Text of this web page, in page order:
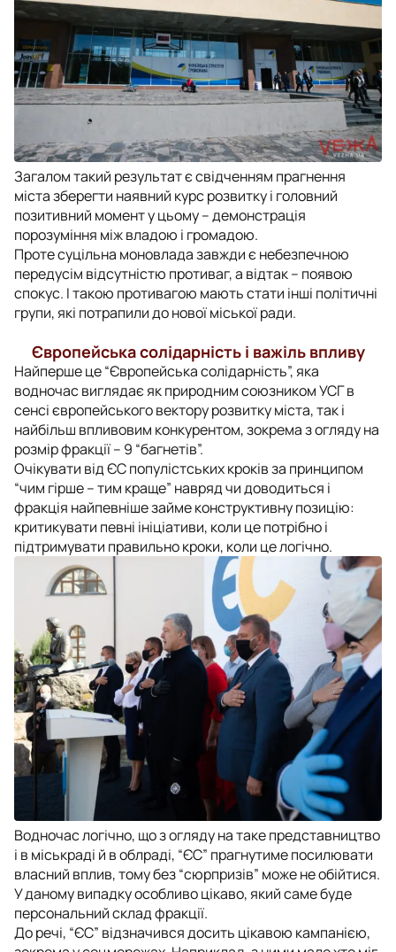
Загалом такий результат є свідченням прагнення
міста зберегти наявний курс розвитку і головний
позитивний момент у цьому – демонстрація
порозуміння між владою і громадою.
Проте суцільна моновлада завжди є небезпечною
передусім відсутністю противаг, а відтак – появою
спокус. І такою противагою мають стати інші політичні
групи, які потрапили до нової міської ради.
Європейська солідарність і важіль впливу
Найперше це “Європейська солідарність”, яка
водночас виглядає як природним союзником УСГ в
сенсі європейського вектору розвитку міста, так і
найбільш впливовим конкурентом, зокрема з огляду на
розмір фракції – 9 “багнетів”.
Очікувати від ЄС популістських кроків за принципом
“чим гірше – тим краще” навряд чи доводиться і
фракція найпевніше займе конструктивну позицію:
критикувати певні ініціативи, коли це потрібно і
підтримувати правильно кроки, коли це логічно.
Водночас логічно, що з огляду на таке представництво
і в міськраді й в облраді, “ЄС” прагнутиме посилювати
власний вплив, тому без “сюрпризів” може не обійтися.
У даному випадку особливо цікаво, який саме буде
персональний склад фракції.
До речі, “ЄС” відзначився досить цікавою кампанією,